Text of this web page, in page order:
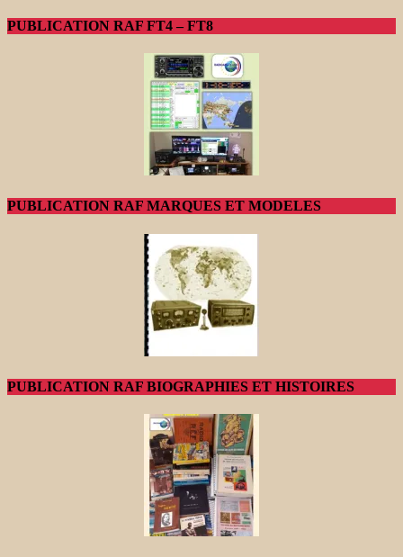
PUBLICATION RAF FT4 – FT8
PUBLICATION RAF MARQUES ET MODELES
PUBLICATION RAF BIOGRAPHIES ET HISTOIRES